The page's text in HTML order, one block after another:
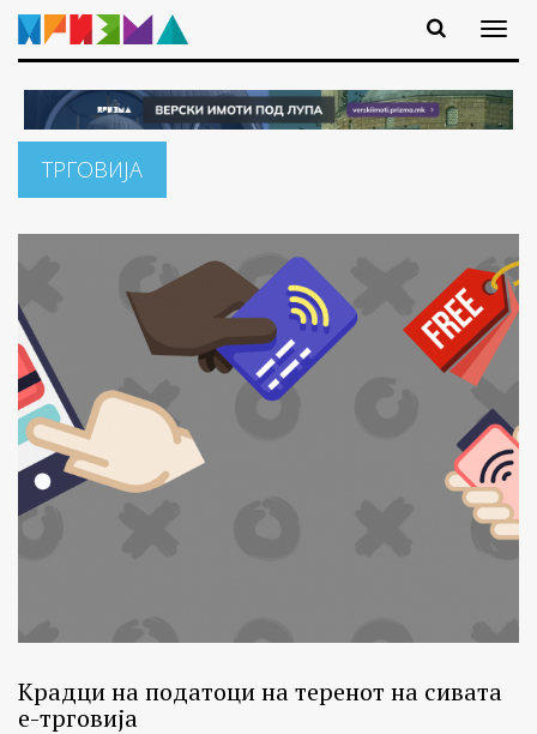
ТРГОВИЈА
Крадци на податоци на теренот на сивата
е-трговија